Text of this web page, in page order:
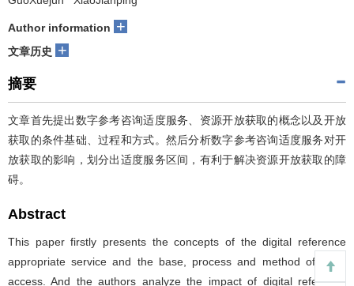
Author information +
文章历史 +
摘要
文章首先提出数字参考咨询适度服务、资源开放获取的概念以及开放
获取的条件基础、过程和方式。然后分析数字参考咨询适度服务对开
放获取的影响，划分出适度服务区间，有利于解决资源开放获取的障
碍。
Abstract
This paper firstly presents the concepts of the digital reference
appropriate service and the base, process and method of open
access. And the authors analyze the impact of digital reference